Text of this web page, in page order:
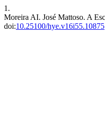
1.
Moreira AI. José Mattoso. A
doi:10.25100/hye.v16i55.10875